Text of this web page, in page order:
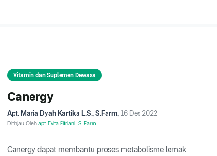
Vitamin dan Suplemen Dewasa
Canergy
Apt. Maria Dyah Kartika L.S., S.Farm, 16 Des 2022
Ditinjau Oleh apt. Evita Fitriani., S. Farm
Canergy dapat membantu proses metabolisme lemak